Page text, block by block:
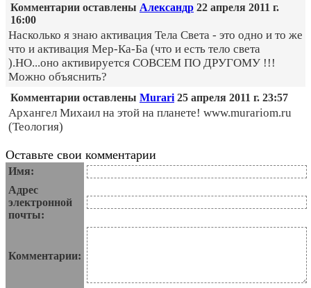
Комментарии оставлены Александр 22 апреля 2011 г.
16:00
Насколько я знаю активация Тела Света - это одно и то же
что и активация Мер-Ка-Ба (что и есть тело света
).НО...оно активируется СОВСЕМ ПО ДРУГОМУ !!!
Можно объяснить?
Комментарии оставлены Murari 25 апреля 2011 г. 23:57
Архангел Михаил на этой на планете! www.murariom.ru
(Теология)
Оставьте свои комментарии
Имя:
Адрес
электронной
почты:
Комментарии: